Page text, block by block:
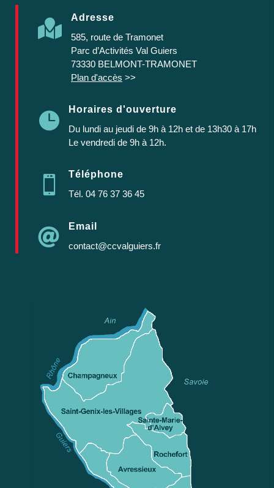

Adresse
585, route de Tramonet
Parc d’Activités Val Guiers
73330 BELMONT-TRAMONET
Plan d'accès >>

Horaires d'ouverture
Du lundi au jeudi de 9h à 12h et de 13h30 à 17h
Le vendredi de 9h à 12h.

Téléphone
Tél. 04 76 37 36 45

Email
contact@ccvalguiers.fr